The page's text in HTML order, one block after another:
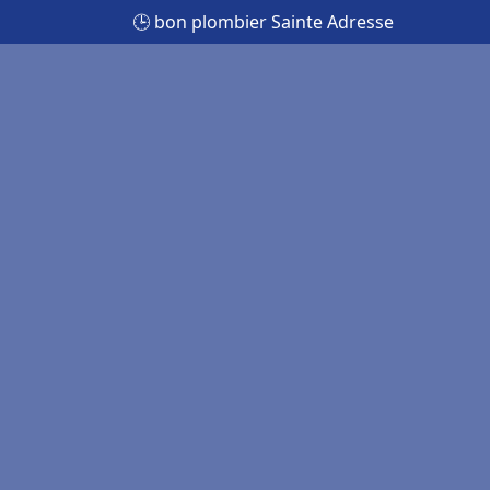
🕒 bon plombier Sainte Adresse